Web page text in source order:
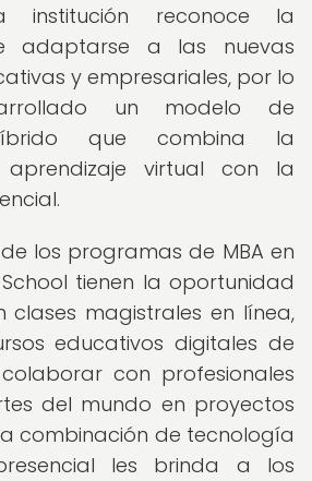
institución reconoce la
adaptarse a las nuevas
y empresariales, por lo
un modelo de
que combina la
aprendizaje virtual con la
los programas de MBA en
School tienen la oportunidad
magistrales en línea,
educativos digitales de
con profesionales
del mundo en proyectos
combinación de tecnología
les brinda a los